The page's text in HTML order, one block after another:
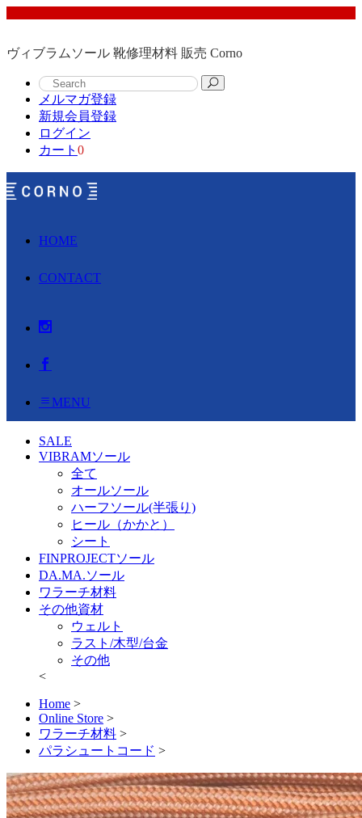
ヴィブラムソール 靴修理材料 販売 Corno
メルマガ登録
新規会員登録
ログイン
カート 0
HOME
CONTACT
MENU
SALE
VIBRAMソール
全て
オールソール
ハーフソール(半張り)
ヒール（かかと）
シート
FINPROJECTソール
DA.MA.ソール
ワラーチ材料
その他資材
ウェルト
ラスト/木型/台金
その他
<
Home >
Online Store >
ワラーチ材料 >
パラシュートコード >